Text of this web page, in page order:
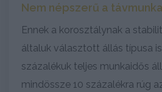
Nem népszerű a távmunka
Ennek a korosztálynak a
általuk választott állás típusa
százalékuk teljes munkaidős
mindössze 10 százalékra rúg